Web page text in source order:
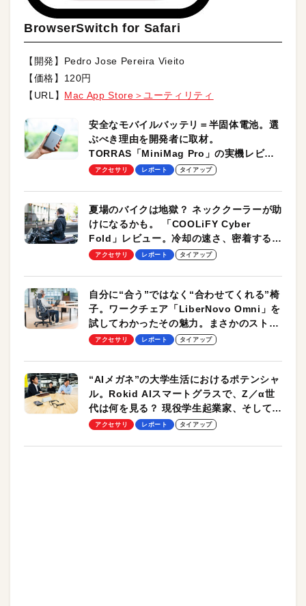
BrowserSwitch for Safari
【開発】Pedro Jose Pereira Vieito
【価格】120円
【URL】 Mac App Store＞ユーティリティ
安全なモバイルバッテリ＝半固体電池。選
ぶべき理由を開発者に取材。
TORRAS「MiniMag Pro」の実機レビュ
ーも
アクセサリ レポート タイアップ
夏場のバイクは地獄？ ネッククーラーが助
けになるかも。 「COOLiFY Cyber
Fold」レビュー。冷却の速さ、密着する冷
却プレート、シンプルな操作性がグッド！
アクセサリ レポート タイアップ
自分に“合う”ではなく“合わせてくれる”椅
子。ワークチェア「LiberNovo Omni」を
試してわかったその魅力。まさかのストレ
ッチ機能も搭載
アクセサリ レポート タイアップ
“AIメガネ”の大学生活におけるポテンシャ
ル。Rokid AIスマートグラスで、Z／α世
代は何を見る？ 現役学生起業家、そして教
授による体験会レポート【PR】
アクセサリ レポート タイアップ